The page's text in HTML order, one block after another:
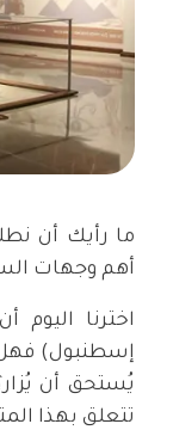
ما رأيك أن
أهم وجهات
اخترنا
إسطنبول)
يُستحق أن
تتعلق بهذا